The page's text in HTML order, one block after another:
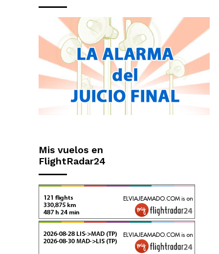
Mis vuelos en
FlightRadar24